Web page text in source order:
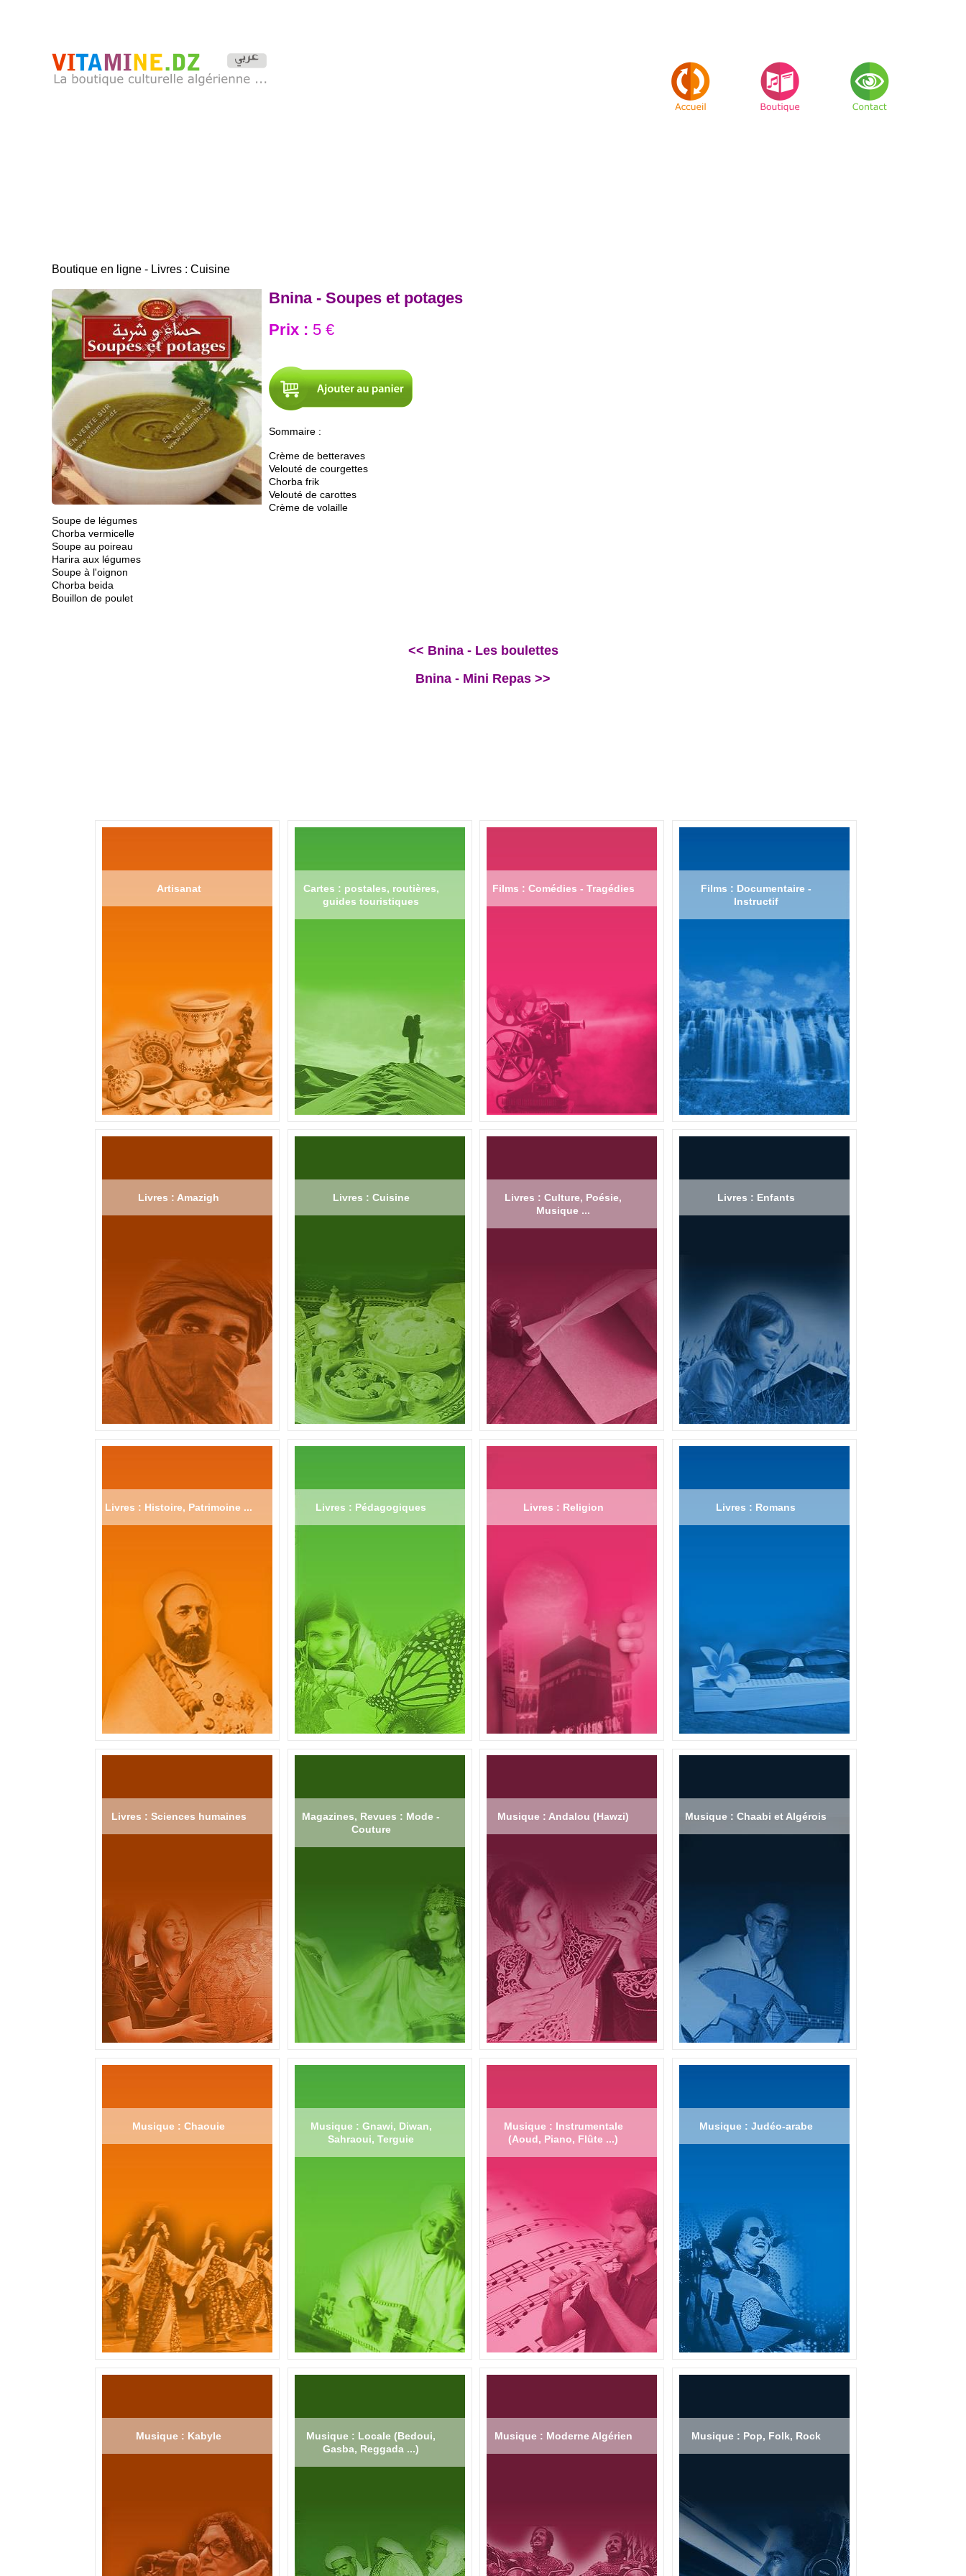
Boutique en ligne - Livres : Cuisine
Bnina - Soupes et potages
Prix : 5 €
Sommaire :
Crème de betteraves
Velouté de courgettes
Chorba frik
Velouté de carottes
Crème de volaille
Soupe de légumes
Chorba vermicelle
Soupe au poireau
Harira aux légumes
Soupe à l'oignon
Chorba beida
Bouillon de poulet
<< Bnina - Les boulettes
Bnina - Mini Repas >>
Artisanat
Cartes : postales, routières,
guides touristiques
Films : Comédies - Tragédies
Films : Documentaire -
Instructif
Livres : Amazigh Livres : Cuisine
Livres : Culture, Poésie,
Musique ...
Livres : Enfants
Livres : Histoire, Patrimoine ... Livres : Pédagogiques Livres : Religion Livres : Romans
Livres : Sciences humaines
Magazines, Revues : Mode -
Couture
Musique : Andalou (Hawzi) Musique : Chaabi et Algérois
Musique : Chaouie
Musique : Gnawi, Diwan,
Sahraoui, Terguie
Musique : Instrumentale
(Aoud, Piano, Flûte ...)
Musique : Judéo-arabe
Musique : Kabyle
Musique : Locale (Bedoui,
Gasba, Reggada ...)
Musique : Moderne Algérien Musique : Pop, Folk, Rock